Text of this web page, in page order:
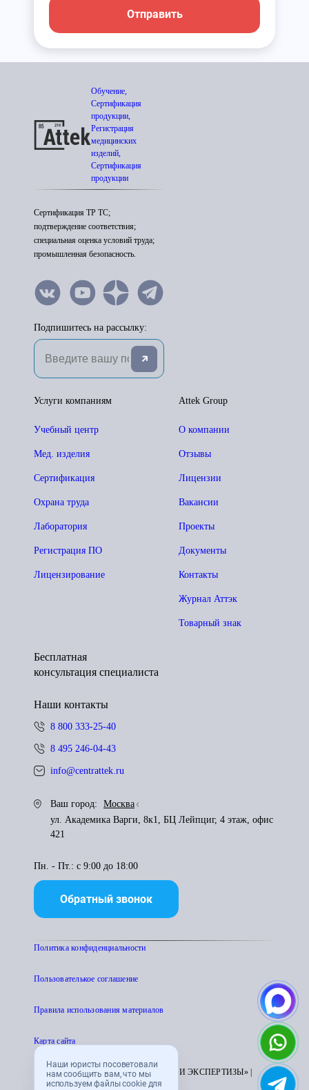
Наши юристы посоветовали
нам сообщить вам, что мы
используем файлы cookie для
Отправить
Обучение,
Сертификация
продукции,
Регистрация
медицинских
изделий,
Сертификация
продукции
Сертификация ТР ТС;
подтверждение соответствия;
специальная оценка условий труда;
промышленная безопасность.
Подпишитесь на рассылку:
Attek Group
О компании
Отзывы
Лицензии
Вакансии
Проекты
Документы
Контакты
Журнал Аттэк
Товарный знак
Услуги компаниям
Учебный центр
Мед. изделия
Сертификация
Охрана труда
Лаборатория
Регистрация ПО
Лицензирование
Бесплатная
консультация специалиста
Наши контакты
8 800 333-25-40
8 495 246-04-43
info@centrattek.ru
Ваш город:
Москва
ул. Академика Варги, 8к1, БЦ Лейпциг, 4 этаж, офис
421
Пн. - Пт.: с 9:00 до 18:00
Обратный звонок
Политика конфиденциальности
Пользователькое соглашение
Правила использования материалов
Карта сайта
© 1995 - 2026 «ЦЕНТР АТТЕСТАЦИИ И ЭКСПЕРТИЗЫ» |
CENTRATTEK.RU